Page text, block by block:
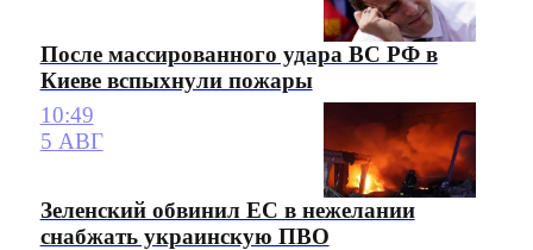
После массированного удара ВС РФ в
Киеве вспыхнули пожары
10:49
5 АВГ
Зеленский обвинил ЕС в нежелании
снабжать украинскую ПВО